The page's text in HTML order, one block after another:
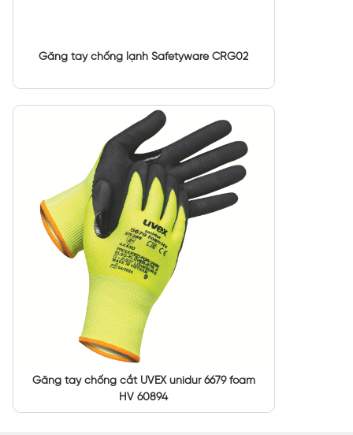
Găng tay chống lạnh Safetyware CRG02
Găng tay chống cắt UVEX unidur 6679 foam
HV 60894